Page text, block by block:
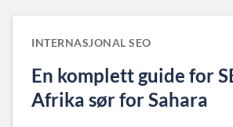
INTERNASJONAL SEO
En komplett guide for
Afrika sør for Sahara